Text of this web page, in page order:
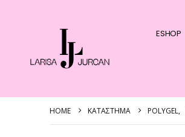
ESHOP
HOME ΚΑΤΆΣΤΗΜΑ POLYGEL,